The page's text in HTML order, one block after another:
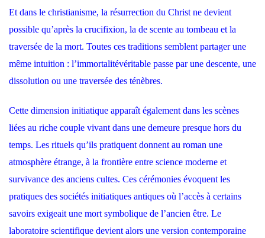
Et dans le christianisme, la résurrection du Christ ne devient
possible qu’après la crucifixion, la de scente au tombeau et la
traversée de la mort. Toutes ces traditions semblent partager une
même intuition : l’immortalitévéritable passe par une descente, une
dissolution ou une traversée des ténèbres.
Cette dimension initiatique apparaît également dans les scènes
liées au riche couple vivant dans une demeure presque hors du
temps. Les rituels qu’ils pratiquent donnent au roman une
atmosphère étrange, à la frontière entre science moderne et
survivance des anciens cultes. Ces cérémonies évoquent les
pratiques des sociétés initiatiques antiques où l’accès à certains
savoirs exigeait une mort symbolique de l’ancien être. Le
laboratoire scientifique devient alors une version contemporaine